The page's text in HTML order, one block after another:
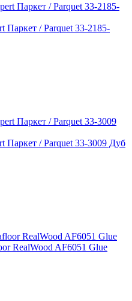
Паркет / Parquet 33-2185-
Паркет / Parquet 33-3009 Дуб
RealWood AF6051 Glue